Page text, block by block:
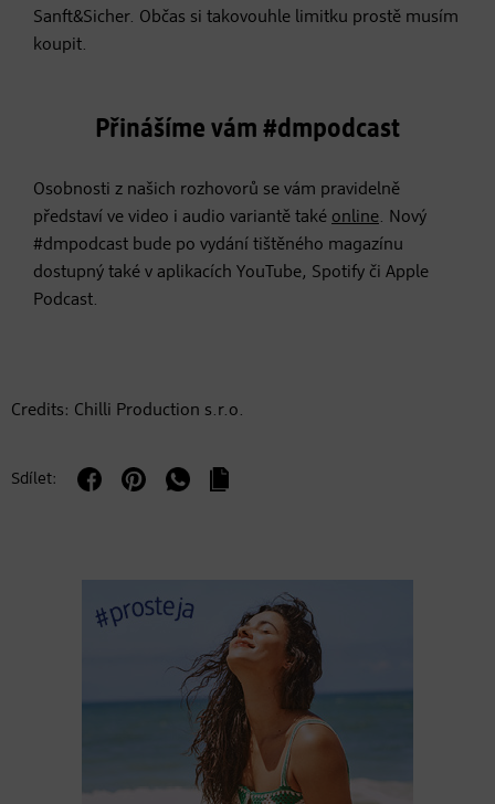
Sanft&Sicher. Občas si takovouhle limitku prostě musím
koupit.
Přinášíme vám #dmpodcast
Osobnosti z našich rozhovorů se vám pravidelně
představí ve video i audio variantě také online. Nový
#dmpodcast bude po vydání tištěného magazínu
dostupný také v aplikacích YouTube, Spotify či Apple
Podcast.
Credits: Chilli Production s.r.o.
Sdílet: